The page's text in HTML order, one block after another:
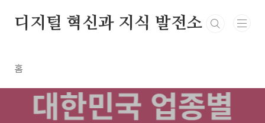
디지털 혁신과 지식 발전소
홈